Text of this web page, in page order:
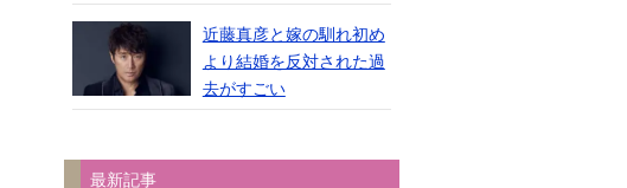
近藤真彦と嫁の馴れ初め
より結婚を反対された過
去がすごい
最新記事